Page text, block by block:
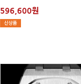
596,600원